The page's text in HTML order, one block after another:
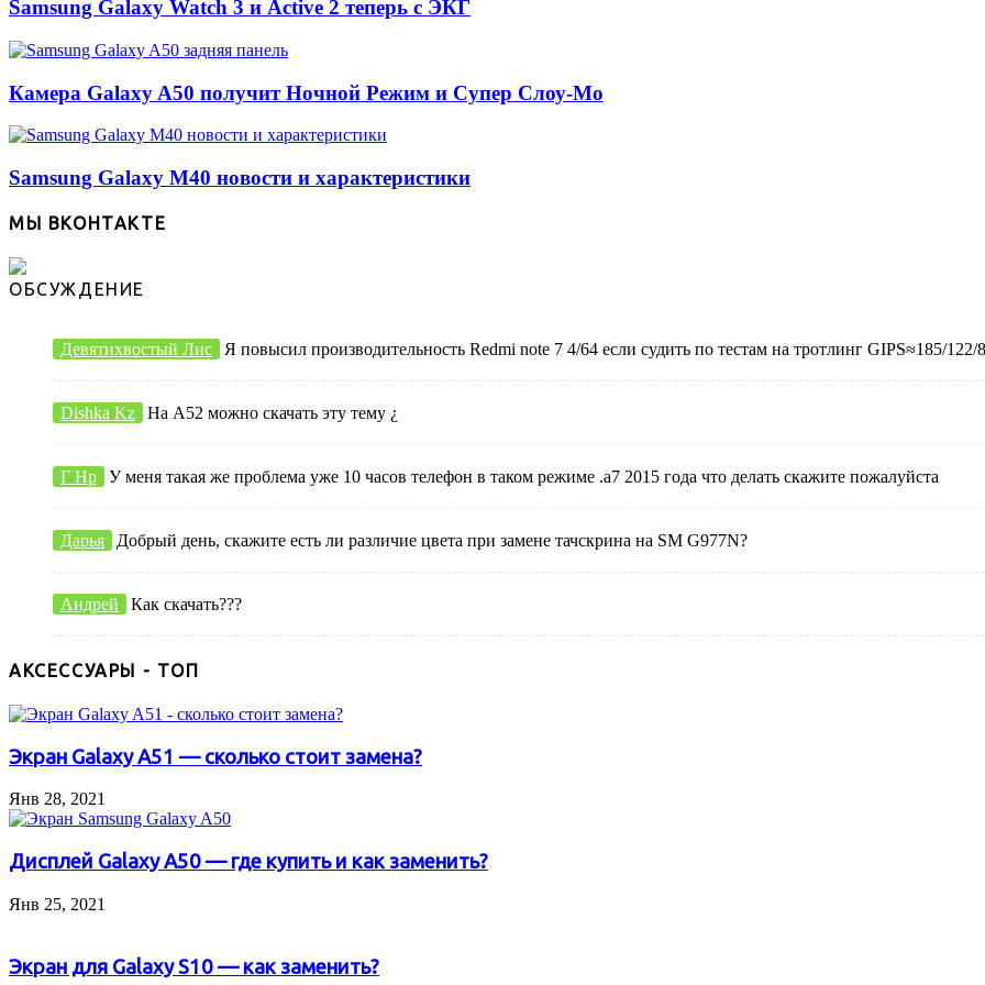
Samsung Galaxy Watch 3 и Active 2 теперь с ЭКГ
Камера Galaxy A50 получит Ночной Режим и Супер Слоу-Мо
Samsung Galaxy M40 новости и характеристики
МЫ ВКОНТАКТЕ
ОБСУЖДЕНИЕ
Девятихвостый Лис Я повысил производительность Redmi note 7 4/64 если судить по тестам на тротлинг GIPS≈185/122/
Dishka Kz На А52 можно скачать эту тему ¿
Г Нр У меня такая же проблема уже 10 часов телефон в таком режиме .а7 2015 года что делать скажите пожалуйста
Дарья Добрый день, скажите есть ли различие цвета при замене тачскрина на SM G977N?
Андрей Как скачать???
АКСЕССУАРЫ - ТОП
Экран Galaxy A51 — сколько стоит замена?
Янв 28, 2021
Дисплей Galaxy A50 — где купить и как заменить?
Янв 25, 2021
Экран для Galaxy S10 — как заменить?